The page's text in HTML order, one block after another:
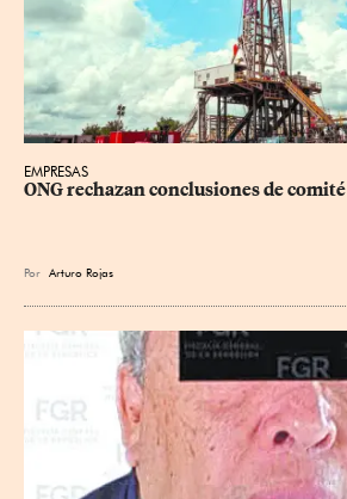
EMPRESAS
ONG rechazan conclusiones de comité
Por Arturo Rojas